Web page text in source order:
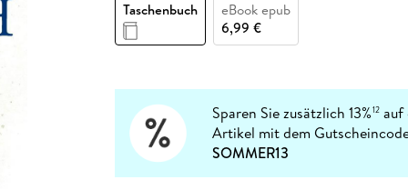
Fremdsprachige Bücher
Taschenbücher
Lernhilfen
Science Fiction
Fremdsprachige Bücher
Hörbuch Downloads im Bundle
STABILO
Taschenbuch
eBook epub
6,99 €
Sparen Sie zusätzlich 13%12 auf
Artikel mit dem
SOMMER13